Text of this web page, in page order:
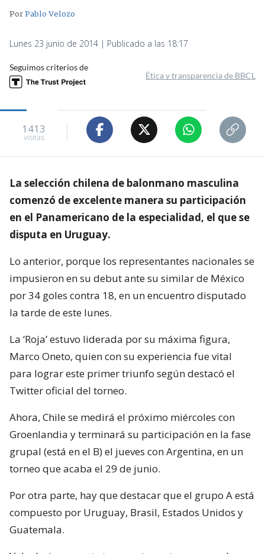
PorPablo Velozo
Lunes 23 junio de 2014 | Publicado a las 18:17
Seguimos criterios de
Ética y transparencia de BBCL
1413
visitas
La selección chilena de balonmano masculina
comenzó de excelente manera su participación
en el Panamericano de la especialidad, el que se
disputa en Uruguay.
Lo anterior, porque los representantes nacionales se
impusieron en su debut ante su similar de México
por 34 goles contra 18, en un encuentro disputado
la tarde de este lunes.
La ‘Roja’ estuvo liderada por su máxima figura,
Marco Oneto, quien con su experiencia fue vital
para lograr este primer triunfo según destacó el
Twitter oficial del torneo.
Ahora, Chile se medirá el próximo miércoles con
Groenlandia y terminará su participación en la fase
grupal (está en el B) el jueves con Argentina, en un
torneo que acaba el 29 de junio.
Por otra parte, hay que destacar que el grupo A está
compuesto por Uruguay, Brasil, Estados Unidos y
Guatemala.